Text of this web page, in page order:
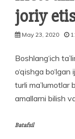
joriy
May 23, 2020
Boshlang‘ich
o‘qishga
turli ma’lumotlar
amallarni bilish
Batafsil